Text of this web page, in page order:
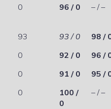
0 96 / 0 – / –
93 93 / 0
98 /
0 92 / 0
96 /
0 91 / 0
95 /
0
100 /
0
– / –